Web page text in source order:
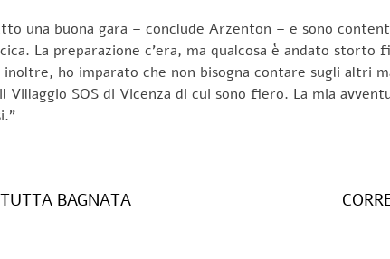
una buona gara – conclude Arzenton – e sono
La preparazione c’era, ma qualcosa è andato
ho imparato che non bisogna contare sugli altri
Villaggio SOS di Vicenza di cui sono fiero. La mia
BAGNATA